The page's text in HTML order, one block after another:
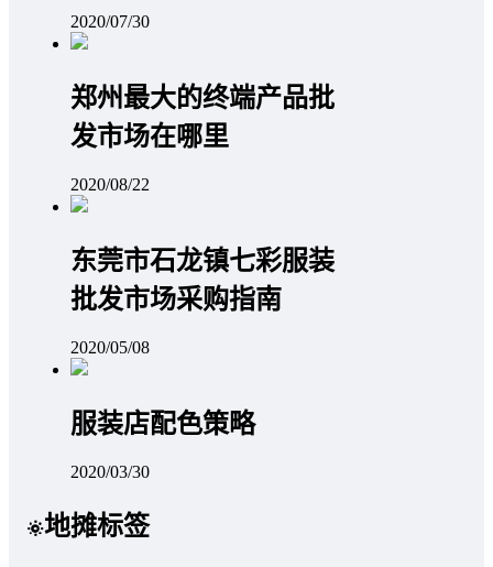
2020/07/30
郑州最大的终端产品批
发市场在哪里
2020/08/22
东莞市石龙镇七彩服装
批发市场采购指南
2020/05/08
服装店配色策略
2020/03/30
地摊标签